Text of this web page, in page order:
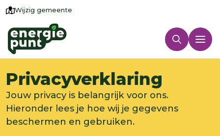
Wijzig gemeente
Privacyverklaring
Jouw privacy is belangrijk voor ons.
Hieronder lees je hoe wij je gegevens
beschermen en gebruiken.